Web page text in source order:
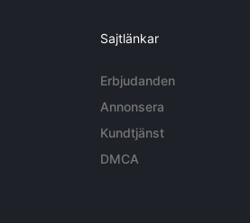
Sajtlänkar
Erbjudanden
Annonsera
Kundtjänst
DMCA